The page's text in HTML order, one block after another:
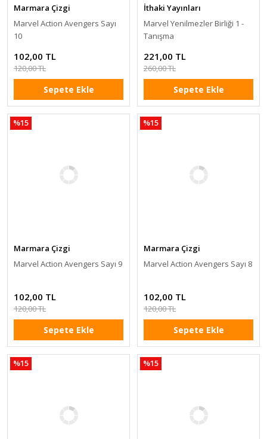
Marmara Çizgi
Marvel Action Avengers Sayı
10
102,00 TL
120,00 TL
Sepete Ekle
İthaki Yayınları
Marvel Yenilmezler Birliği 1 -
Tanışma
221,00 TL
260,00 TL
Sepete Ekle
%15
Marmara Çizgi
Marvel Action Avengers Sayı 9
102,00 TL
120,00 TL
Sepete Ekle
%15
Marmara Çizgi
Marvel Action Avengers Sayı 8
102,00 TL
120,00 TL
Sepete Ekle
%15 %15